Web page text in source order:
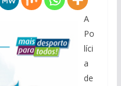
A
Po
líci
a
de